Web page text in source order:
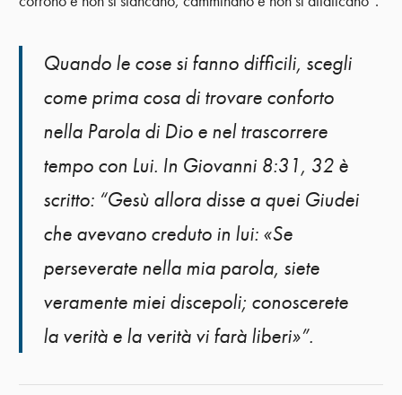
Quando le cose si fanno difficili, scegli
come prima cosa di trovare conforto
nella Parola di Dio e nel trascorrere
tempo con Lui. In Giovanni 8:31, 32 è
scritto: “Gesù allora disse a quei Giudei
che avevano creduto in lui: «Se
perseverate nella mia parola, siete
veramente miei discepoli; conoscerete
la verità e la verità vi farà liberi»”.